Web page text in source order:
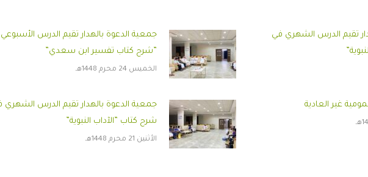
تقيم الدرس الشهري في
جمعية الدعوة بالهدار تقيم الدرس
”شرح كتاب تفسير ابن سعدي”
الخميس 24 محرم 1448هـ
غير العادية
جمعية الدعوة بالهدار تقيم الدرس الشهري
شرح كتاب ”الآداب النبوية”
الأثنين 21 محرم 1448هـ